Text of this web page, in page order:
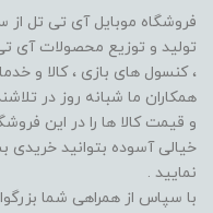
، کنسول های بازی ، کالا و
همکاران ما شبانه روز در
و قیمت کالا ها را در این
خیالی آسوده بتوانید
نمایید .
با سپاس از همراهی شما